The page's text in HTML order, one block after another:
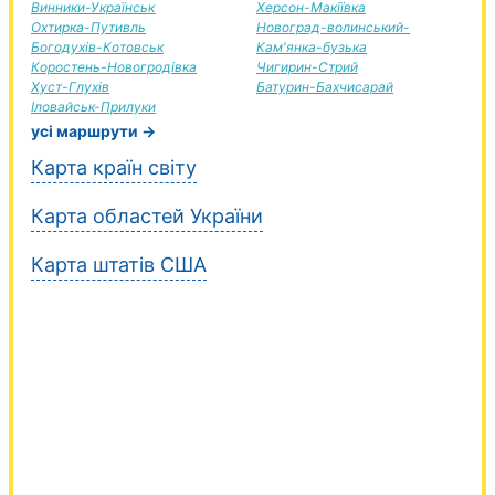
Винники-Українськ
Охтирка-Путивль
Богодухів-Котовськ
Коростень-Новогродівка
Хуст-Глухів
Іловайськ-Прилуки
Херсон-Макіївка
Новоград-волинський-
Кам'янка-бузька
Чигирин-Стрий
Батурин-Бахчисарай
усі маршрути →
Карта країн світу
Карта областей України
Карта штатів США